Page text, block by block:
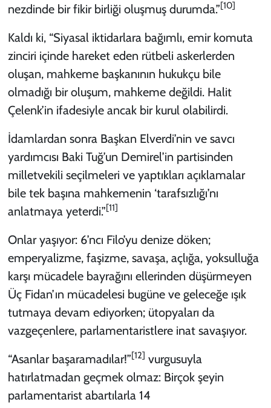
nezdinde bir fikir birliği oluşmuş durumda.”[10]
Kaldı ki, “Siyasal iktidarlara bağımlı, emir komuta
zinciri içinde hareket eden rütbeli askerlerden
oluşan, mahkeme başkanının hukukçu bile
olmadığı bir oluşum, mahkeme değildi. Halit
Çelenk’in ifadesiyle ancak bir kurul olabilirdi.
İdamlardan sonra Başkan Elverdi’nin ve savcı
yardımcısı Baki Tuğ’un Demirel’in partisinden
milletvekili seçilmeleri ve yaptıkları açıklamalar
bile tek başına mahkemenin ‘tarafsızlığı’nı
anlatmaya yeterdi.”[11]
Onlar yaşıyor: 6’ncı Filo’yu denize döken;
emperyalizme, faşizme, savaşa, açlığa, yoksulluğa
karşı mücadele bayrağını ellerinden düşürmeyen
Üç Fidan’ın mücadelesi bugüne ve geleceğe ışık
tutmaya devam ediyorken; ütopyaları da
vazgeçenlere, parlamentaristlere inat savaşıyor.
“Asanlar başaramadılar!”[12] vurgusuyla
hatırlatmadan geçmek olmaz: Birçok şeyin
parlamentarist abartılarla 14